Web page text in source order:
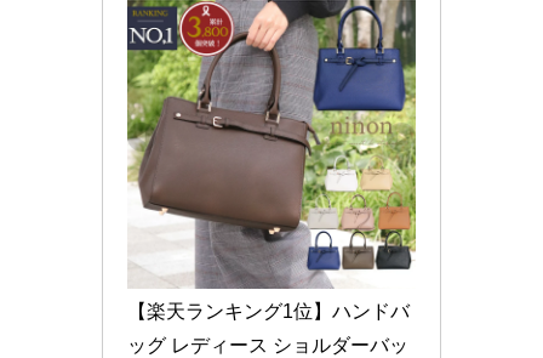
【楽天ランキング1位】ハンドバ
ッグ レディース ショルダーバッ